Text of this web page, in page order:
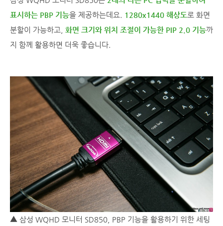
표시하는 PBP 기능을 제공하는데요. 1280x1440 해상도 로 화면
분할이 가능하고, 화면 크기와 위치 조절이 가능한 PIP 2.0 기능까
지 함께 활용하면 더욱 좋습니다.
▲ 삼성 WQHD 모니터 SD850, PBP 기능을 활용하기 위한 세팅